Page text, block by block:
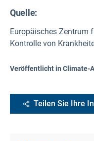
Quelle:
Europäisches Zentrum
Kontrolle von
Veröffentlicht in Climate-
Teilen Sie Ihre